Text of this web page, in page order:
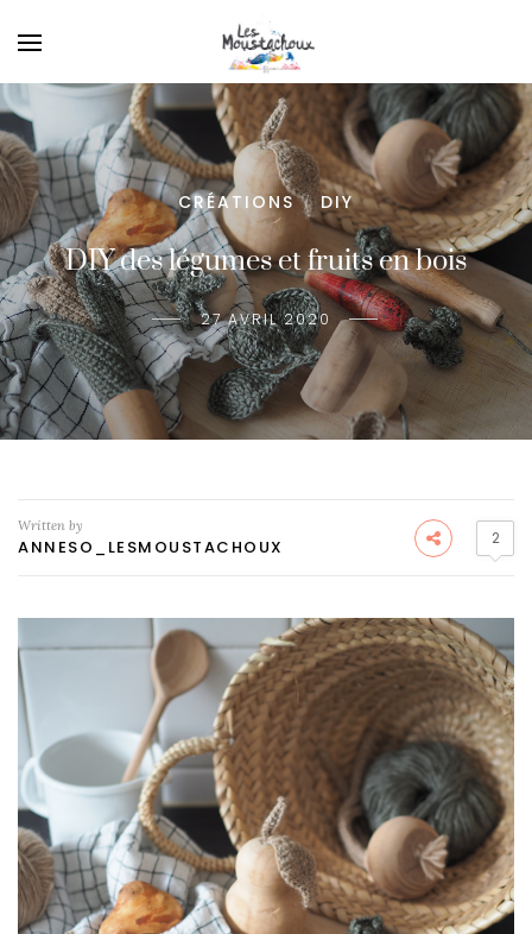
CRÉATIONS / DIY
DIY des légumes et fruits en bois
27 AVRIL 2020
Written by
ANNESO_LESMOUSTACHOUX 2